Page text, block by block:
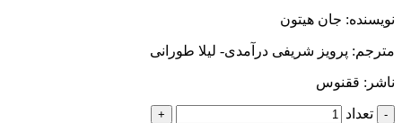
نویسنده: جان هیتون
مترجم: پرویز شریفی درآمدی- لیلا طورانی
ناشر: ققنوس
تعداد